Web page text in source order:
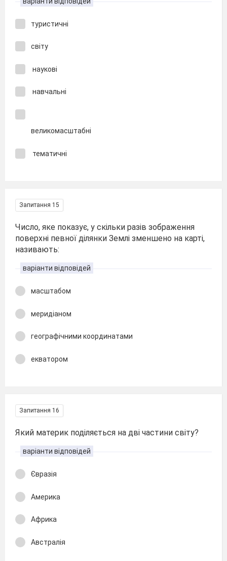
туристичні
світу
наукові
навчальні
великомасштабні
тематичні
Запитання 15
Число, яке показує, у скільки разів зображення
поверхні певної ділянки Землі зменшено на карті,
називають:
варіанти відповідей
масштабом
меридіаном
географічними координатами
екватором
Запитання 16
Який материк поділяється на дві частини світу?
варіанти відповідей
Євразія
Америка
Африка
Австралія